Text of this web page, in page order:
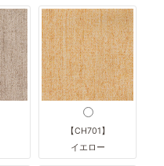
【CH701】
イエロー